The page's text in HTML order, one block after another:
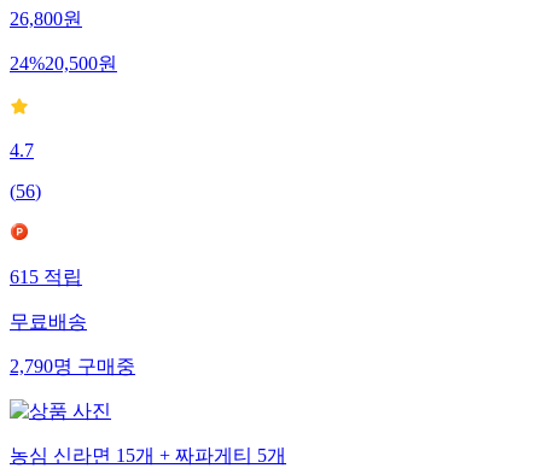
26,800원
24%20,500원
4.7
(56)
615 적립
무료배송
2,790명 구매중
농심 신라면 15개 + 짜파게티 5개